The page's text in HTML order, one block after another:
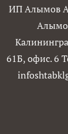
ИП Алымов
61Б, офис. 6